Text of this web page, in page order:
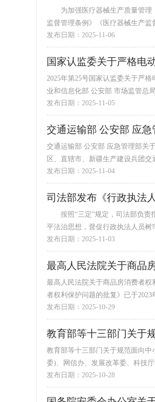
为加强医疗器械生产质量管理
监督管理条例》《医疗器械生产
发布日期：2025-11-06
国家认监委关于严格电
2025年第25号国家认监委关于严
业和信息化部 公安部 市场监管总
发布日期：2025-11-05
交通运输部 公安部 应急管理部
区、直辖市、新疆生产建设兵团
发布日期：2025-11-04
司法部发布《行政执法
按照“三定”规定，司法部负责
平法治思想，督促行政执法人员树
发布日期：2025-11-03
最高人民法院关于商品
最高人民法院关于商品房消费者
者权利保护问题的批复》已于2023
发布日期：2025-10-29
教育部等十三部门关于
教育部等十三部门关于规范面向
委)、网信办、发展改革委、科技
发布日期：2025-10-28